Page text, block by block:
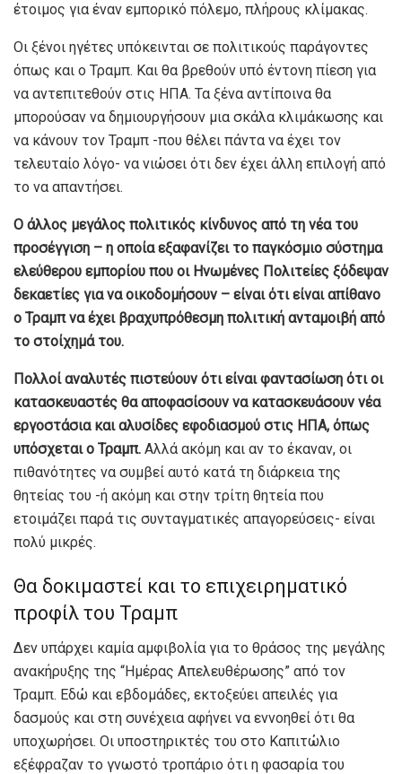
έτοιμος για έναν εμπορικό πόλεμο, πλήρους κλίμακας.
Οι ξένοι ηγέτες υπόκεινται σε πολιτικούς παράγοντες
όπως και ο Τραμπ. Και θα βρεθούν υπό έντονη πίεση για
να αντεπιτεθούν στις ΗΠΑ. Τα ξένα αντίποινα θα
μπορούσαν να δημιουργήσουν μια σκάλα κλιμάκωσης και
να κάνουν τον Τραμπ -που θέλει πάντα να έχει τον
τελευταίο λόγο- να νιώσει ότι δεν έχει άλλη επιλογή από
το να απαντήσει.
Ο άλλος μεγάλος πολιτικός κίνδυνος από τη νέα του
προσέγγιση – η οποία εξαφανίζει το παγκόσμιο σύστημα
ελεύθερου εμπορίου που οι Ηνωμένες Πολιτείες ξόδεψαν
δεκαετίες για να οικοδομήσουν – είναι ότι είναι απίθανο
ο Τραμπ να έχει βραχυπρόθεσμη πολιτική ανταμοιβή από
το στοίχημά του.
Πολλοί αναλυτές πιστεύουν ότι είναι φαντασίωση ότι οι
κατασκευαστές θα αποφασίσουν να κατασκευάσουν νέα
εργοστάσια και αλυσίδες εφοδιασμού στις ΗΠΑ, όπως
υπόσχεται ο Τραμπ. Αλλά ακόμη και αν το έκαναν, οι
πιθανότητες να συμβεί αυτό κατά τη διάρκεια της
θητείας του -ή ακόμη και στην τρίτη θητεία που
ετοιμάζει παρά τις συνταγματικές απαγορεύσεις- είναι
πολύ μικρές.
Θα δοκιμαστεί και το επιχειρηματικό
προφίλ του Τραμπ
Δεν υπάρχει καμία αμφιβολία για το θράσος της μεγάλης
ανακήρυξης της “Ημέρας Απελευθέρωσης” από τον
Τραμπ. Εδώ και εβδομάδες, εκτοξεύει απειλές για
δασμούς και στη συνέχεια αφήνει να εννοηθεί ότι θα
υποχωρήσει. Οι υποστηρικτές του στο Καπιτώλιο
εξέφραζαν το γνωστό τροπάριο ότι η φασαρία του